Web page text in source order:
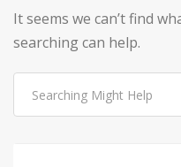
It seems we can’t find
searching can help.